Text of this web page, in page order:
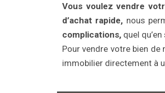
Vous voulez vendre
d’achat rapide, nous
complications, quel
Pour vendre votre bien de
immobilier directement à